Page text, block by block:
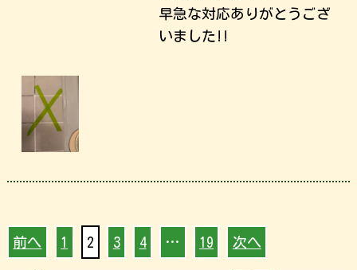
早急な対応ありがとうござ
いました!!
前へ 1 2 3 4 … 19 次へ